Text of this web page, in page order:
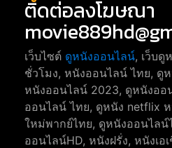
ติดต่อลงโฆษณา
เว็บไซต์ ดูหนังออนไลน์, เว็บ
ชั่วโมง, หนังออนไลน์ ไทย, ดู
หนังออนไลน์ 2023, ดูหนังออ
ออนไลน์ ไทย, ดูหนัง netflix
ใหม่พากย์ไทย, ดูหนังออนไลน์
ออนไลน์HD, หนังฝรั่ง, หนังเอ